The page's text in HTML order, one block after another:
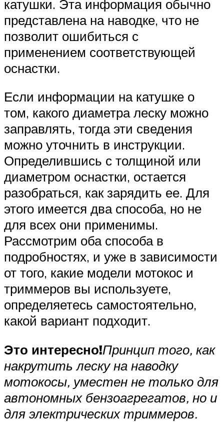
катушки. Эта информация обычно
представлена на наводке, что не
позволит ошибиться с
применением соответствующей
оснастки.
Если информации на катушке о
том, какого диаметра леску можно
заправлять, тогда эти сведения
можно уточнить в инструкции.
Определившись с толщиной или
диаметром оснастки, остается
разобраться, как зарядить ее. Для
этого имеется два способа, но не
для всех они применимы.
Рассмотрим оба способа в
подробностях, и уже в зависимости
от того, какие модели мотокос и
триммеров вы используете,
определяетесь самостоятельно,
какой вариант подходит.
Это интересно!Принцип того, как
накрутить леску на наводку
мотокосы, уместен не только для
автономных бензоагрегатов, но и
для электрических триммеров.